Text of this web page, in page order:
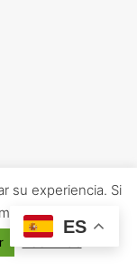
su experiencia. Si
que está de
Leer más
ES